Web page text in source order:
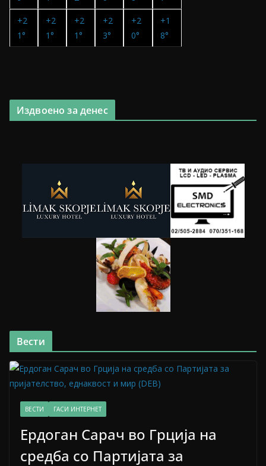
+2
1°
+2
1°
+2
1°
+2
3°
+2
0°
+1
8°
Издвоено за денес
Вести
ВЕСТИ ГАСИ ИНТЕРНЕТ
Ердоган Сарач во Грција на
средба со Партијата за